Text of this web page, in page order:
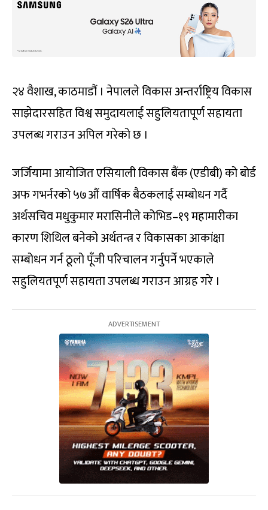
२४ वैशाख, काठमाडौं । नेपालले विकास अन्तर्राष्ट्रिय विकास
साझेदारसहित विश्व समुदायलाई सहुलियतापूर्ण सहायता
उपलब्ध गराउन अपिल गरेको छ ।
जर्जियामा आयोजित एसियाली विकास बैंक (एडीबी) को बोर्ड
अफ गभर्नरको ५७औं वार्षिक बैठकलाई सम्बोधन गर्दै
अर्थसचिव मधुकुमार मरासिनीले कोभिड–१९ महामारीका
कारण शिथिल बनेको अर्थतन्त्र र विकासका आकांक्षा
सम्बोधन गर्न ठूलो पूँजी परिचालन गर्नुपर्ने भएकाले
सहुलियतपूर्ण सहायता उपलब्ध गराउन आग्रह गरे ।